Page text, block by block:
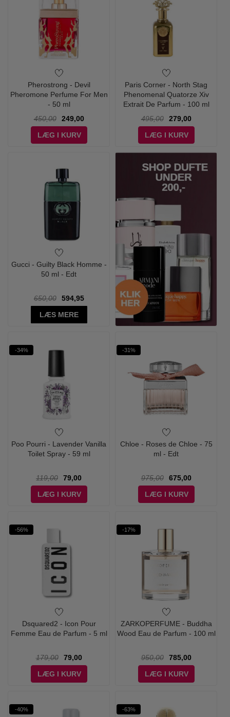
Pherostrong - Devil
Pheromone Perfume For Men
- 50 ml
450,00
249,00
LÆG I KURV
Paris Corner - North Stag
Phenomenal Quatorze Xiv
Extrait De Parfum - 100 ml
495,00
279,00
LÆG I KURV
Gucci - Guilty Black Homme -
50 ml - Edt
650,00
594,95
LÆS MERE
-34%
Poo Pourri - Lavender Vanilla
Toilet Spray - 59 ml
119,00
79,00
LÆG I KURV
-31%
Chloe - Roses de Chloe - 75
ml - Edt
975,00
675,00
LÆG I KURV
-56%
Dsquared2 - Icon Pour
Femme Eau de Parfum - 5 ml
179,00
79,00
LÆG I KURV
-17%
ZARKOPERFUME - Buddha
Wood Eau de Parfum - 100 ml
950,00
785,00
LÆG I KURV
-40% -63%